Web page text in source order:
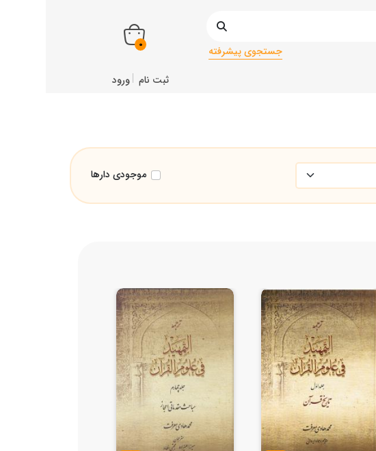
جستجوی پیشرفته 0
ثبت نام ورود
موجودی دارها